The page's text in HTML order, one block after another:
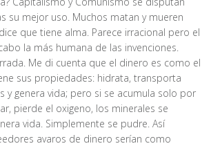
su mejor uso. Muchos matan y mueren
que tiene alma. Parece irracional pero el
la más humana de las invenciones.
Me di cuenta que el dinero es como el
sus propiedades: hidrata, transporta
y genera vida; pero si se acumula solo por
pierde el oxigeno, los minerales se
vida. Simplemente se pudre. Así
avaros de dinero serían como